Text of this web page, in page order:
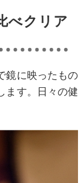
べクリア
鏡に映ったもの
ます。日々の健